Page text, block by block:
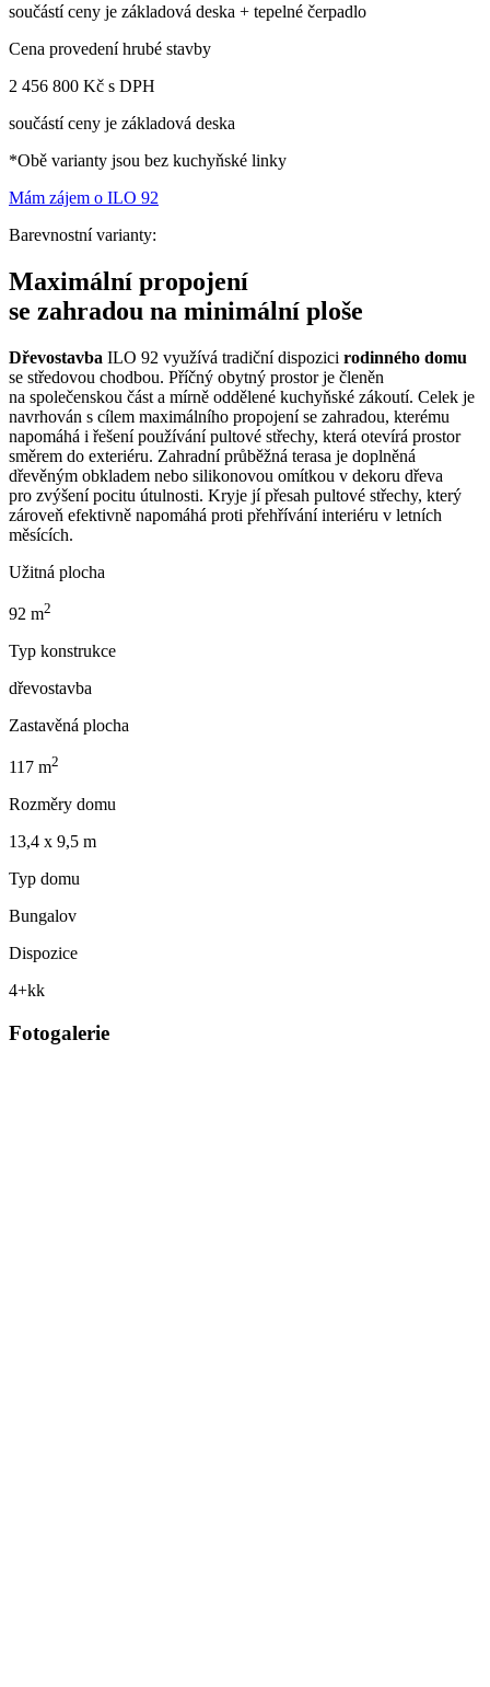
součástí ceny je základová deska + tepelné čerpadlo
Cena provedení hrubé stavby
2 456 800 Kč s DPH
součástí ceny je základová deska
*Obě varianty jsou bez kuchyňské linky
Mám zájem o ILO 92
Barevnostní varianty:
Maximální propojení
se zahradou na minimální ploše
Dřevostavba ILO 92 využívá tradiční dispozici rodinného domu
se středovou chodbou. Příčný obytný prostor je členěn
na společenskou část a mírně oddělené kuchyňské zákoutí. Celek je
navrhován s cílem maximálního propojení se zahradou, kterému
napomáhá i řešení používání pultové střechy, která otevírá prostor
směrem do exteriéru. Zahradní průběžná terasa je doplněná
dřevěným obkladem nebo silikonovou omítkou v dekoru dřeva
pro zvýšení pocitu útulnosti. Kryje jí přesah pultové střechy, který
zároveň efektivně napomáhá proti přehřívání interiéru v letních
měsících.
Užitná plocha
92 m2
Typ konstrukce
dřevostavba
Zastavěná plocha
117 m2
Rozměry domu
13,4 x 9,5 m
Typ domu
Bungalov
Dispozice
4+kk
Fotogalerie